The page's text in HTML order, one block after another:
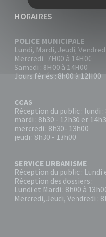
HORAIRES
POLICE MUNICIPALE
Lundi, Mardi, Jeudi,
Mercredi : 7H00 à 14H00
Samedi : 8H00 à 14H00
Jours fériés : 8h00 à 12H00
CCAS
Réception du public : lundi :
mardi : 8h30 - 12h30 et
mercredi : 8h30- 13h00
jeudi : 8h30 - 13h00
SERVICE URBANISME
Réception du public : Lundi
Réception des dossiers :
Lundi et Mardi : 8h00 à
Mercredi, Jeudi, Vendredi :